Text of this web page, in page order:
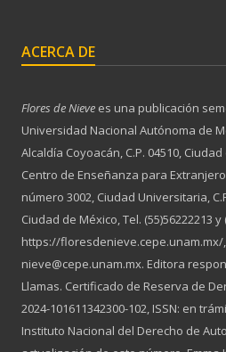
ACERCA DE
Flores de Nieve es una publicación
Universidad Nacional Autónoma de
Alcaldía Coyoacán, C.P. 04510,
Centro de Enseñanza para
número 3002, Ciudad Universitaria,
Ciudad de México, Tel. (55)56222213 y
https://
nieve@cepe.unam.mx. Editora
Llamas. Certificado de Reserva de
2024-101611342300-102, ISSN: en
Instituto Nacional del Derecho de